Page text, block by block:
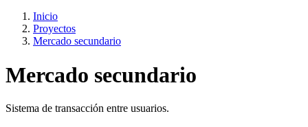
Inicio
Proyectos
Mercado secundario
Mercado secundario
Sistema de transacción entre usuarios.